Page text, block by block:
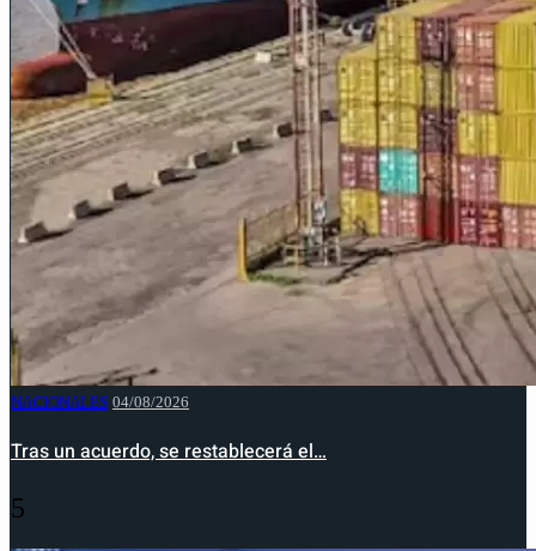
NACIONALES 04/08/2026
Tras un acuerdo, se restablecerá el…
5